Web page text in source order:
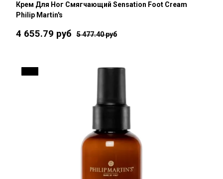
Крем Для Ног Смягчающий Sensation Foot Cream
Philip Martin's
4 655.79 руб 5 477.40 руб